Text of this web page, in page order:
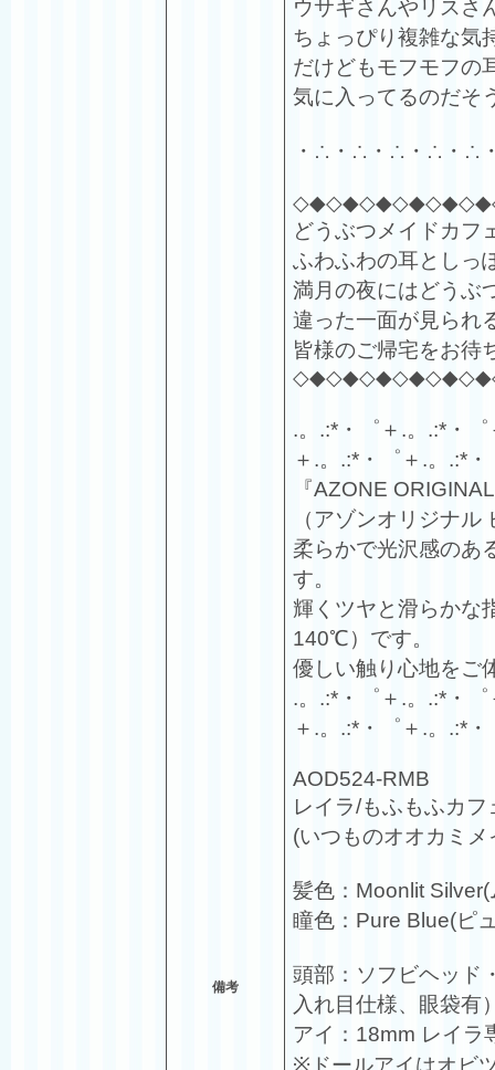
備考
ウサギさんやリスさ
ちょっぴり複雑な気
だけどもモフモフの
気に入ってるのだそ
・∴・∴・∴・∴・∴
どうぶつメイドカフ
ふわふわの耳としっ
満月の夜にはどうぶ
違った一面が見られ
皆様のご帰宅をお待
.。.:*・゜＋.。.:*・
＋.。.:*・゜＋.。.:*
『AZONE
（アゾンオリジナ
柔らかで光沢感のあ
す。
輝くツヤと滑らかな
140℃）です。
優しい触り心地をご
.。.:*・゜＋.。.:*・
＋.。.:*・゜＋.。.:*
AOD524-RMB
レイラ/もふもふカ
(いつものオオカミメ
髪色：Moonlit
瞳色：Pure Blue(ピ
頭部：ソフビヘッド
入れ目仕様、眼袋有
アイ：18mm レイラ
※ドールアイはオビ